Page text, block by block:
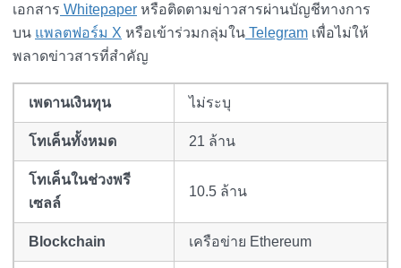
เอกสาร Whitepaper หรือติดตามข่าวสารผ่านบัญชีทางการ
บน แพลตฟอร์ม X หรือเข้าร่วมกลุ่มใน Telegram เพื่อไม่ให้
พลาดข่าวสารที่สำคัญ
เพดานเงินทุน ไม่ระบุ
โทเค็นทั้งหมด 21 ล้าน
โทเค็นในช่วงพรี
เซลล์
10.5 ล้าน
Blockchain เครือข่าย Ethereum